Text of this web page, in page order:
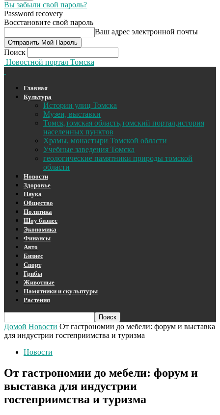
Вы забыли свой пароль?
Password recovery
Восстановите свой пароль
Ваш адрес электронной почты
Поиск
Новостной портал Томска
Главная
Культура
Истории улиц Томска
Музеи, выставки
Томск,томская область,томский портал,история
населенных пунктов
Храмы, монастыри Томской области
Учебные заведения Томска
геологические памятники природы томской
области
Новости
Здоровье
Наука
Общество
Политика
Шоу бизнес
Экономика
Финансы
Авто
Бизнес
Спорт
Грибы
Животные
Памятники и скульптуры
Растения
Домой Новости От гастрономии до мебели: форум и выставка
для индустрии гостеприимства и туризма
Новости
От гастрономии до мебели: форум и
выставка для индустрии
гостеприимства и туризма